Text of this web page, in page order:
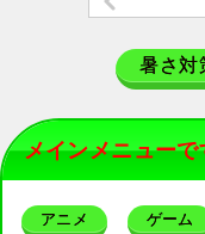
暑さ対
メインメニューで
アニメ ゲーム